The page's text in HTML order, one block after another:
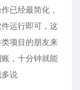
已经最简化，
运行即可，这
项目的朋友来
，十分钟就能
说